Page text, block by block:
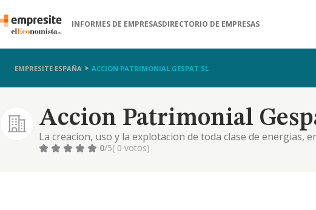
INFORMES DE EMPRESASDIRECTORIO DE EMPRESAS
EMPRESITE ESPAÑA ACCION PATRIMONIAL GESPAT SL
Accion Patrimonial
La creacion, uso y la explotacion de toda clase de energias,
fotovoltaicas..0/5( 0 votos)